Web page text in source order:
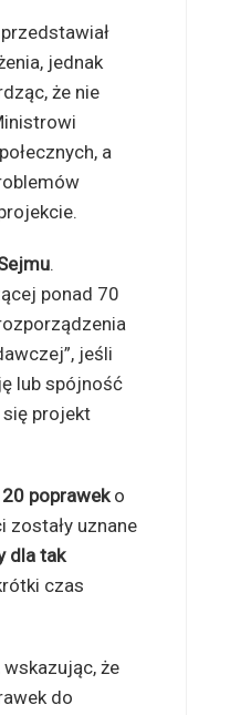
jednak
że nie
a
.
ponad 70
jeśli
lub spójność
się projekt
popraweko
uznane
dla tak
czas
że
do